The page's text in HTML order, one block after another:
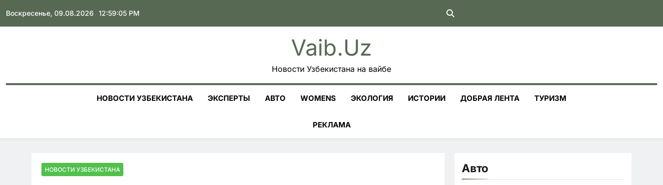
to
content
Воскресенье, 09.08.2026 12:59:07 PM
Vaib.uz
Новости Узбекистана на вайбе
НОВОСТИ УЗБЕКИСТАНА ЭКСПЕРТЫ АВТО WOMENS ЭКОЛОГИЯ ИСТОРИИ ДОБРАЯ ЛЕНТА ТУРИЗМ
РЕКЛАМА
НОВОСТИ УЗБЕКИСТАНА Авто